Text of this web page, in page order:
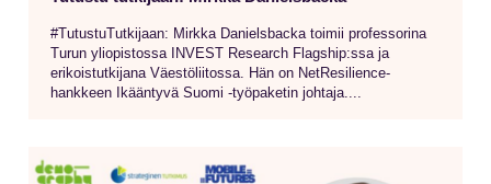
#TutustuTutkijaan: Mirkka Danielsbacka toimii professorina
Turun yliopistossa INVEST Research Flagship:ssa ja
erikoistutkijana Väestöliitossa. Hän on NetResilience-
hankkeen Ikääntyvä Suomi -työpaketin johtaja....